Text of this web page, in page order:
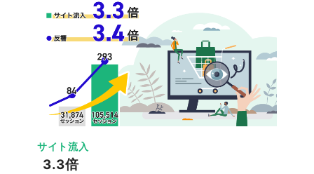
サイト流入
3.3倍